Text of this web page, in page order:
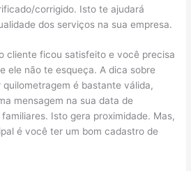
corrigido. Isto te ajudará
dos serviços na sua empresa.
cliente ficou satisfeito e você precisa
ele não te esqueça. A dica sobre
é bastante válida,
mensagem na sua data de
Isto gera proximidade. Mas,
é você ter um bom cadastro de